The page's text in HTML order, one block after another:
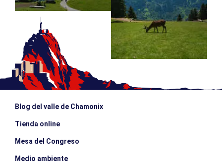
Blog del valle de Chamonix
Tienda online
Mesa del Congreso
Medio ambiente